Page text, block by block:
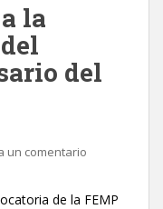
la
del
un comentario
de la FEMP